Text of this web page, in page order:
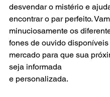
desvendar o mistério e
encontrar o par perfeito.
minuciosamente os
fones de ouvido disponíveis
mercado para que sua
seja informada
e personalizada.